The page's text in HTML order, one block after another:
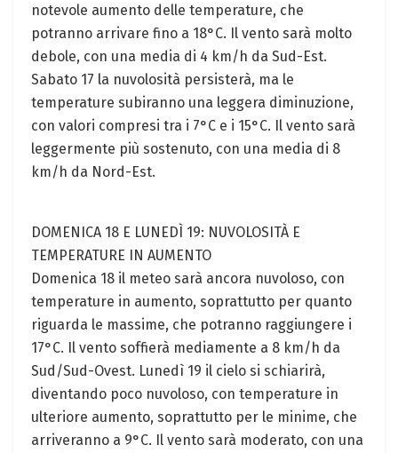
notevole aumento delle temperature, che
potranno arrivare fino a 18°C. Il vento sarà molto
debole, con una media di 4 km/h da Sud-Est.
Sabato 17 la nuvolosità persisterà, ma le
temperature subiranno una leggera diminuzione,
con valori compresi tra i 7°C e i 15°C. Il vento sarà
leggermente più sostenuto, con una media di 8
km/h da Nord-Est.
DOMENICA 18 E LUNEDÌ 19: NUVOLOSITÀ E
TEMPERATURE IN AUMENTO
Domenica 18 il meteo sarà ancora nuvoloso, con
temperature in aumento, soprattutto per quanto
riguarda le massime, che potranno raggiungere i
17°C. Il vento soffierà mediamente a 8 km/h da
Sud/Sud-Ovest. Lunedì 19 il cielo si schiarirà,
diventando poco nuvoloso, con temperature in
ulteriore aumento, soprattutto per le minime, che
arriveranno a 9°C. Il vento sarà moderato, con una